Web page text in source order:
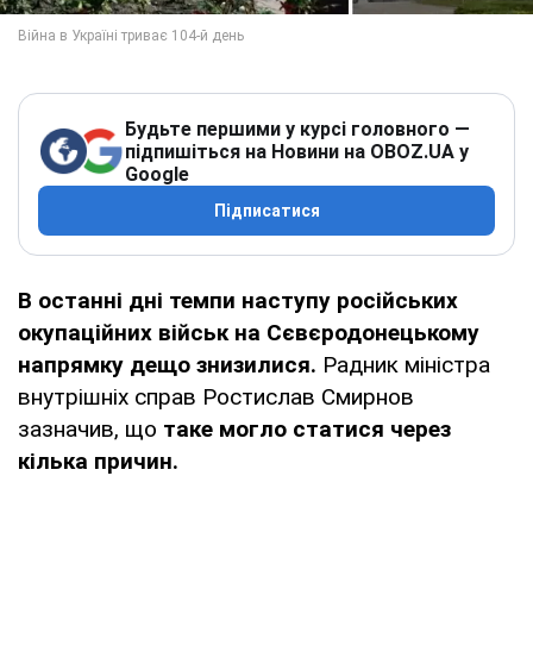
Будьте першими у курсі головного —
підпишіться на Новини на OBOZ.UA у
Google
Підписатися
В останні дні темпи наступу російських
окупаційних військ на Сєвєродонецькому
напрямку дещо знизилися. Радник міністра
внутрішніх справ Ростислав Смирнов
зазначив, що таке могло статися через
кілька причин.